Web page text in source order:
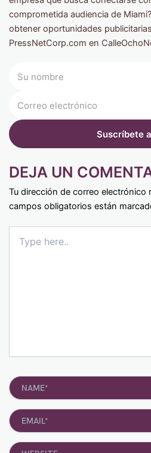
comprometida audiencia de
obtener oportunidades
PressNetCorp.com en
DEJA UN
Tu dirección de correo electrónico
campos obligatorios están
here..
Name*
Email*
Website